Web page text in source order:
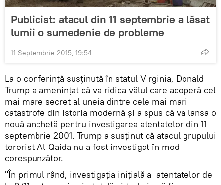
Publicist: atacul din 11 septembrie a lăsat
lumii o sumedenie de probleme
11 Septembrie 2015, 19:54
La o conferinţă susţinută în statul Virginia, Donald
Trump a amenințat că va ridica vălul care acoperă cel
mai mare secret al uneia dintre cele mai mari
catastrofe din istoria modernă şi a spus că va lansa o
nouă anchetă pentru investigarea atentatelor din 11
septembrie 2001. Trump a susținut că atacul grupului
terorist Al-Qaida nu a fost investigat în mod
corespunzător.
"În primul rând, investigaţia iniţială a atentatelor de